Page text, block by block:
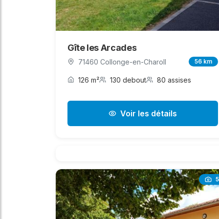
Gîte les Arcades
71460 Collonge-en-Charoll 56 km
126 m² 130 debout 80 assises
Voir les détails
5